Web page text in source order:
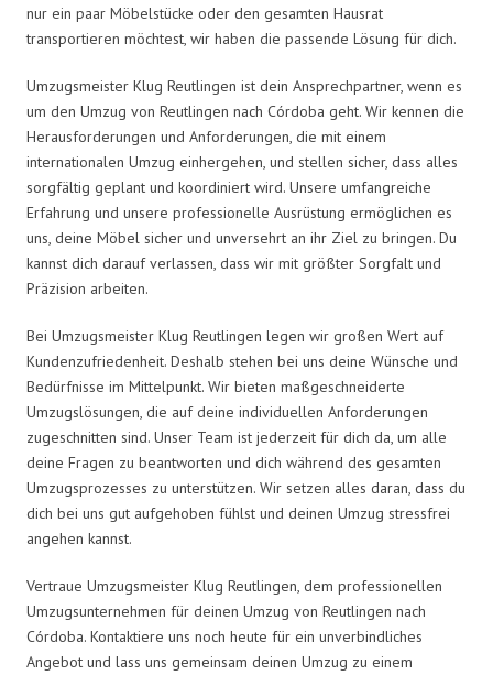
nur ein paar Möbelstücke oder den gesamten Hausrat
transportieren möchtest, wir haben die passende Lösung für dich.
Umzugsmeister Klug Reutlingen ist dein Ansprechpartner, wenn es
um den Umzug von Reutlingen nach Córdoba geht. Wir kennen die
Herausforderungen und Anforderungen, die mit einem
internationalen Umzug einhergehen, und stellen sicher, dass alles
sorgfältig geplant und koordiniert wird. Unsere umfangreiche
Erfahrung und unsere professionelle Ausrüstung ermöglichen es
uns, deine Möbel sicher und unversehrt an ihr Ziel zu bringen. Du
kannst dich darauf verlassen, dass wir mit größter Sorgfalt und
Präzision arbeiten.
Bei Umzugsmeister Klug Reutlingen legen wir großen Wert auf
Kundenzufriedenheit. Deshalb stehen bei uns deine Wünsche und
Bedürfnisse im Mittelpunkt. Wir bieten maßgeschneiderte
Umzugslösungen, die auf deine individuellen Anforderungen
zugeschnitten sind. Unser Team ist jederzeit für dich da, um alle
deine Fragen zu beantworten und dich während des gesamten
Umzugsprozesses zu unterstützen. Wir setzen alles daran, dass du
dich bei uns gut aufgehoben fühlst und deinen Umzug stressfrei
angehen kannst.
Vertraue Umzugsmeister Klug Reutlingen, dem professionellen
Umzugsunternehmen für deinen Umzug von Reutlingen nach
Córdoba. Kontaktiere uns noch heute für ein unverbindliches
Angebot und lass uns gemeinsam deinen Umzug zu einem